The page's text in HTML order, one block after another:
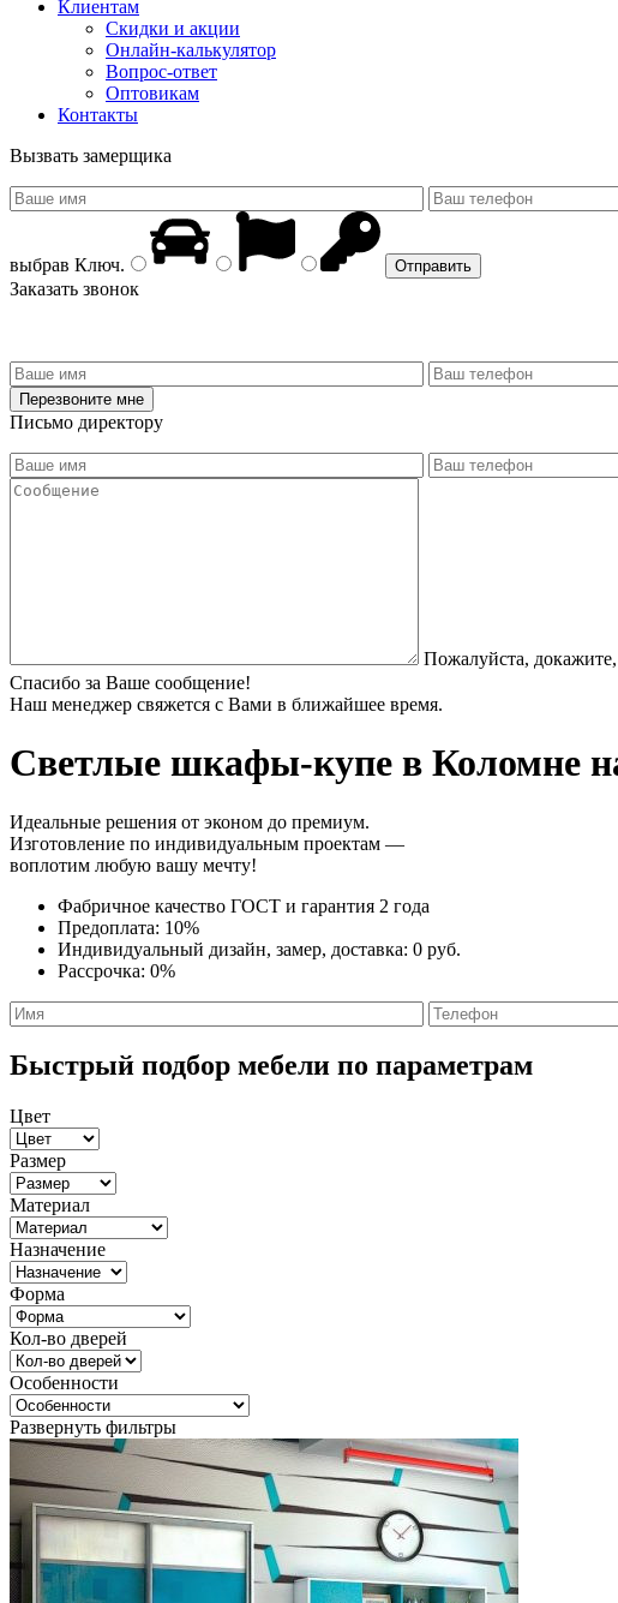
Клиентам
Скидки и акции
Онлайн-калькулятор
Вопрос-ответ
Оптовикам
Контакты
Вызвать замерщика
выбрав Ключ.
Заказать звонок
Письмо директору
Пожалуйста,
Спасибо за Ваше сообщение!
Наш менеджер свяжется с Вами в ближайшее время.
Светлые шкафы-купе в Коломне
Идеальные решения от эконом до премиум.
Изготовление по индивидуальным проектам —
воплотим любую вашу мечту!
Фабричное качество ГОСТ и гарантия 2 года
Предоплата: 10%
Индивидуальный дизайн, замер, доставка: 0 руб.
Рассрочка: 0%
Быстрый подбор мебели по параметрам
Цвет
Размер
Материал
Назначение
Форма
Кол-во дверей
Особенности
Развернуть фильтры